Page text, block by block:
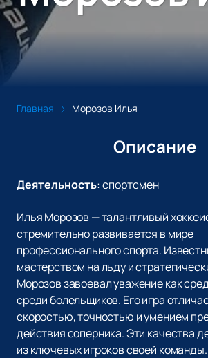
Главная Морозов Илья
Описание
Деятельность:спортсмен
Илья Морозов — талантливый
стремительно развивается в мире
профессионального спорта.
мастерством на льду и
Морозов завоевал уважение как
среди болельщиков. Его игра
скоростью, точностью и умением
действия соперника. Эти качества
из ключевых игроков своей команды.